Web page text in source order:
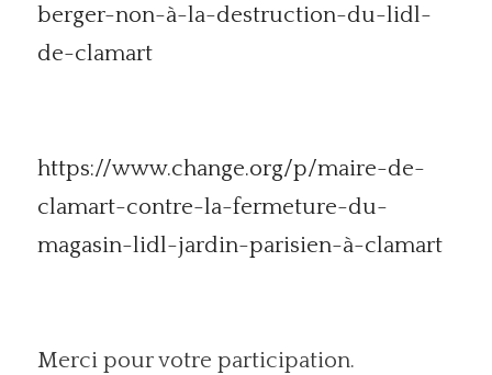
berger-non-à-la-destruction-du-lidl-
de-clamart
https://www.change.org/p/maire-de-
clamart-contre-la-fermeture-du-
magasin-lidl-jardin-parisien-à-clamart
Merci pour votre participation.